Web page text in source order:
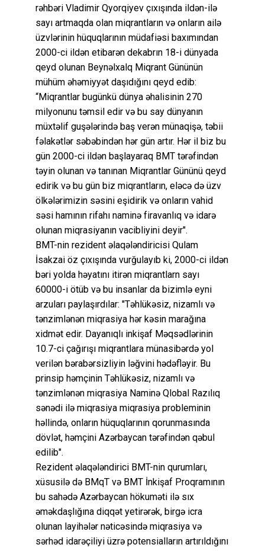
rəhbəri Vladimir Qyorqiyev çıxışında ildən-ilə
sayı artmaqda olan miqrantların və onların ailə
üzvlərinin hüquqlarının müdafiəsi baxımından
2000-ci ildən etibarən dekabrın 18-i dünyada
qeyd olunan Beynəlxalq Miqrant Gününün
mühüm əhəmiyyət daşıdığını qeyd edib:
“Miqrantlar bugünkü dünya əhalisinin 270
milyonunu təmsil edir və bu say dünyanın
müxtəlif guşələrində baş verən münaqişə, təbii
fəlakətlər səbəbindən hər gün artır. Hər il biz bu
gün 2000-ci ildən başlayaraq BMT tərəfindən
təyin olunan və tanınan Miqrantlar Gününü qeyd
edirik və bu gün biz miqrantların, eləcə də üzv
ölkələrimizin səsini eşidirik və onların vahid
səsi hamının rifahı naminə firavanlıq və idarə
olunan miqrasiyanın vacibliyini deyir".
BMT-nin rezident əlaqələndiricisi Qulam
İsakzai öz çıxışında vurğulayıb ki, 2000-ci ildən
bəri yolda həyatını itirən miqrantlarn sayı
60000-i ötüb və bu insanlar da bizimlə eyni
arzuları paylaşırdılar: "Təhlükəsiz, nizamlı və
tənzimlənən miqrasiya hər kəsin marağına
xidmət edir. Dayanıqlı inkişaf Məqsədlərinin
10.7-ci çağırışı miqrantlara münasibərdə yol
verilən bərabərsizliyin ləğvini hədəfləyir. Bu
prinsip həmçinin Təhlükəsiz, nizamlı və
tənzimlənən miqrasiya Naminə Qlobal Razılıq
sənədi ilə miqrasiya miqrasiya probleminin
həllində, onların hüquqlarının qorunmasında
dövlət, həmçini Azərbaycan tərəfindən qəbul
edilib".
Rezident əlaqələndirici BMT-nin qurumları,
xüsusilə də BMqT və BMT İnkişaf Proqramının
bu sahədə Azərbaycan hökuməti ilə sıx
əməkdaşlığına diqqət yetirərək, birgə icra
olunan layihələr nəticəsində miqrasiya və
sərhəd idarəçiliyi üzrə potensialların artırıldığını